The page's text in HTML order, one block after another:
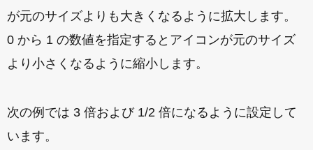
が元のサイズよりも大きくなるように拡大します。
0 から 1 の数値を指定するとアイコンが元のサイズ
より小さくなるように縮小します。
次の例では 3 倍および 1/2 倍になるように設定して
います。